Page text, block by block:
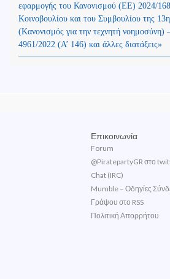
εφαρμογής του Κανονισμού (ΕΕ) 2024/
Κοινοβουλίου και του Συμβουλίου της
(Kανονισμός για την τεχνητή νοημοσύνη)
4961/2022 (Α’ 146) και άλλες διατάξεις»
Επικοινωνία
Forum
@PiratepartyGR στο
Chat (IRC)
Mumble – Οδηγίες
Γράψου στο RSS
Πολιτική Απορρήτου